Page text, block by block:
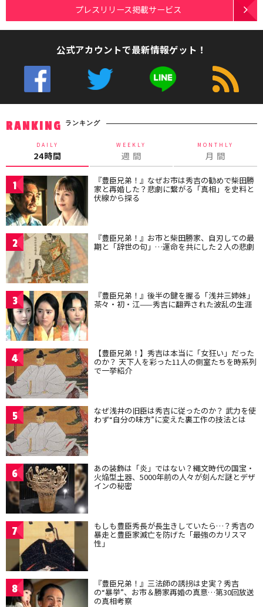
プレスリリース掲載サービス
公式アカウントで最新情報ゲット！
RANKING ランキング
DAILY
24時間
WEEKLY
週 間
MONTHLY
月 間
1 『豊臣兄弟！』なぜお市は秀吉の勧めで柴田勝
家と再婚した？悲劇に繋がる「真相」を史料と
伏線から探る
2 『豊臣兄弟！』お市と柴田勝家、自刃しての最
期と「辞世の句」…運命を共にした２人の悲劇
3 『豊臣兄弟！』後半の鍵を握る「浅井三姉妹」
茶々・初・江——秀吉に翻弄された波乱の生涯
4 【豊臣兄弟！】秀吉は本当に「女狂い」だった
のか？ 天下人を彩った11人の側室たちを時系列
で一挙紹介
5 なぜ浅井の旧臣は秀吉に従ったのか？ 武力を使
わず“自分の味方”に変えた裏工作の技法とは
6 あの装飾は「炎」ではない？縄文時代の国宝・
火焔型土器、5000年前の人々が刻んだ謎とデザ
インの秘密
7 もしも豊臣秀長が長生きしていたら…？秀吉の
暴走と豊臣家滅亡を防げた「最強のカリスマ
性」
8 『豊臣兄弟！』三法師の誘拐は史実？秀吉
の“暴挙”、お市＆勝家再婚の真意…第30回放送
の真相考察